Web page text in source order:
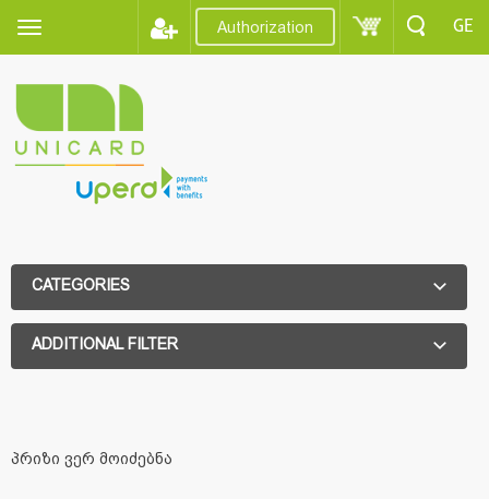
Authorization GE
CATEGORIES
ADDITIONAL FILTER
პრიზი ვერ მოიძებნა